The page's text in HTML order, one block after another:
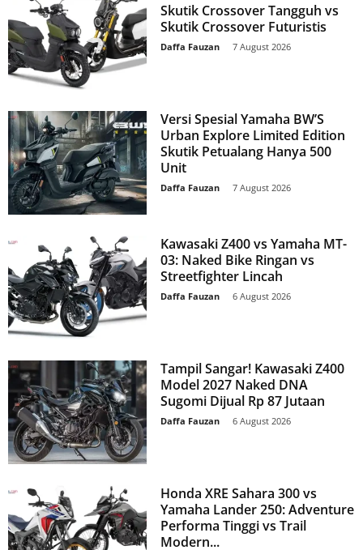
Skutik Crossover Tangguh vs
Skutik Crossover Futuristis
Daffa Fauzan 7 August 2026
Versi Spesial Yamaha BW’S
Urban Explore Limited Edition
Skutik Petualang Hanya 500
Unit
Daffa Fauzan 7 August 2026
Kawasaki Z400 vs Yamaha MT-
03: Naked Bike Ringan vs
Streetfighter Lincah
Daffa Fauzan 6 August 2026
Tampil Sangar! Kawasaki Z400
Model 2027 Naked DNA
Sugomi Dijual Rp 87 Jutaan
Daffa Fauzan 6 August 2026
Honda XRE Sahara 300 vs
Yamaha Lander 250: Adventure
Performa Tinggi vs Trail
Modern...